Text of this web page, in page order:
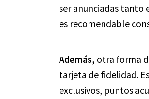
ser anunciadas tanto
es recomendable
Además, otra forma
tarjeta de fidelidad.
exclusivos, puntos